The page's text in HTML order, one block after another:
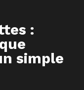
:
simple